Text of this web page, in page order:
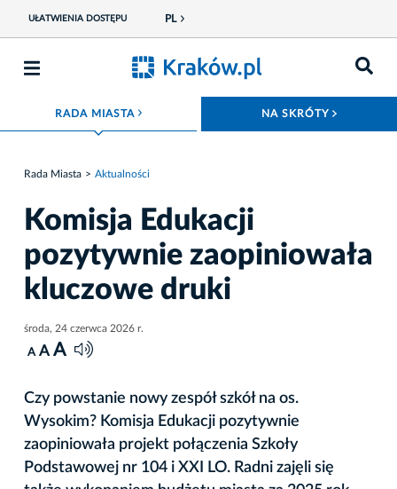
UŁATWIENIA DOSTĘPU PL
RADA MIASTAROZWIŃ MENU NA SKRÓTY
Rada Miasta Aktualności
Komisja Edukacji
pozytywnie zaopiniowała
kluczowe druki
środa, 24 czerwca 2026 r.
A A A
Czy powstanie nowy zespół szkół na os.
Wysokim? Komisja Edukacji pozytywnie
zaopiniowała projekt połączenia Szkoły
Podstawowej nr 104 i XXI LO. Radni zajęli się